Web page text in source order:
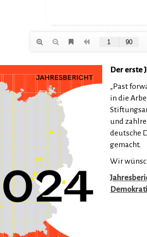
Der erste
„Past
in die
und
deutsche
gemacht.
Wir